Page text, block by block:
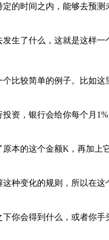
的时间之内，能够去预测
生了什么，这就是这样一
比较简单的例子。比如这
资，银行会给你每个月
原本的这个金额K，再加上
种变化的规则，所以在这
你会得到什么，或者你手